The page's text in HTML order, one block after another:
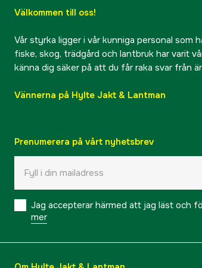
Välkommen till oss!
Vår styrka ligger i vår kunniga personal som
fiske, skog, trädgård och lantbruk har varit
känna dig säker på att du får raka svar från
Vännerna på Hylte Jakt & Lantman
Prenumerera på vårt nyhetsbrev
Jag accepterar härmed att jag läst och
mer